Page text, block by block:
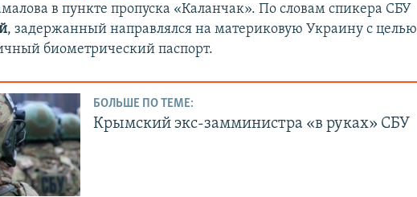
в пункте пропуска «Каланчак». По словам спикера СБУ
, задержанный направлялся на материковую Украину с целью
биометрический паспорт.
БОЛЬШЕ ПО ТЕМЕ:
Крымский экс-замминистра «в руках» СБУ